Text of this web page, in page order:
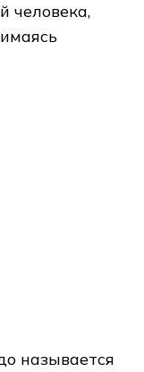
человека,
называется